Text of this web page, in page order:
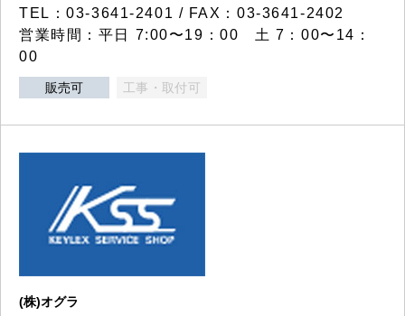
TEL：03-3641-2401 / FAX：03-3641-2402
営業時間：平日 7:00〜19：00 土 7：00〜14：
00
販売可 工事・取付可
(株)オグラ